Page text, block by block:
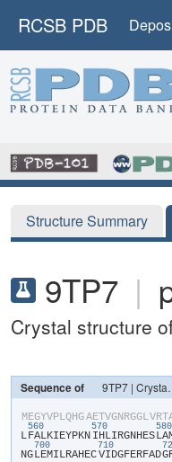
RCSB PDB
Structure Summary
9TP7 |
Crystal structure
Sequence of
​M​​E​​G​​Y​​V​​P​​L​​Q​​H​​G​​A​​E​​T​​V​​G​​N​​R​​G​​G​​L​​V​​R​​T​
L​
560
​F​​A​​L​​K​​I​​E​​Y​​P​​K​​N​
570
​I​​H​​L​​I​​R​​G​​N​​H​​E​​S​​L​​A​
N​​G​
700
​L​​E​​M​​I​​L​​R​​A​​H​​E​​C​
710
​V​​I​​D​​G​​F​​E​​R​​F​​A​​D​​G​